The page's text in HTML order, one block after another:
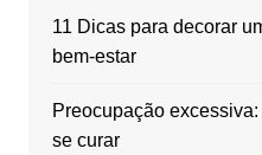
11 Dicas para decorar
bem-estar
Preocupação
se curar